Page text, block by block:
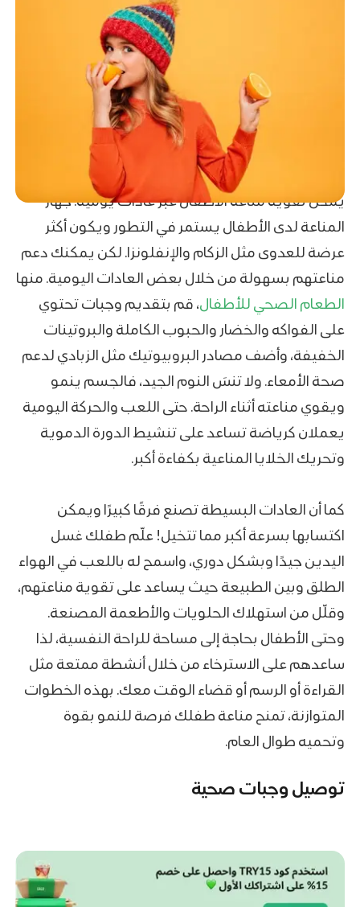
يمكن تقوية مناعة الاطفال عبر عادات يومية. جهاز
المناعة لدى الأطفال يستمر في التطور ويكون أكثر
عرضة للعدوى مثل الزكام والإنفلونزا. لكن يمكنك دعم
مناعتهم بسهولة من خلال بعض العادات اليومية. منها
الطعام الصحي للأطفال، قم بتقديم وجبات تحتوي
على الفواكه والخضار والحبوب الكاملة والبروتينات
الخفيفة، وأضف مصادر البروبيوتيك مثل الزبادي لدعم
صحة الأمعاء. ولا تنسَ النوم الجيد، فالجسم ينمو
ويقوي مناعته أثناء الراحة. حتى اللعب والحركة اليومية
يعملان كرياضة تساعد على تنشيط الدورة الدموية
وتحريك الخلايا المناعية بكفاءة أكبر.
كما أن العادات البسيطة تصنع فرقًا كبيرًا ويمكن
اكتسابها بسرعة أكبر مما تتخيل! علّم طفلك غسل
اليدين جيدًا وبشكل دوري، واسمح له باللعب في الهواء
الطلق وبين الطبيعة حيث يساعد على تقوية مناعتهم،
وقلّل من استهلاك الحلويات والأطعمة المصنعة.
وحتى الأطفال بحاجة إلى مساحة للراحة النفسية، لذا
ساعدهم على الاسترخاء من خلال أنشطة ممتعة مثل
القراءة أو الرسم أو قضاء الوقت معك. بهذه الخطوات
المتوازنة، تمنح مناعة طفلك فرصة للنمو بقوة
وتحميه طوال العام.
توصيل وجبات صحية